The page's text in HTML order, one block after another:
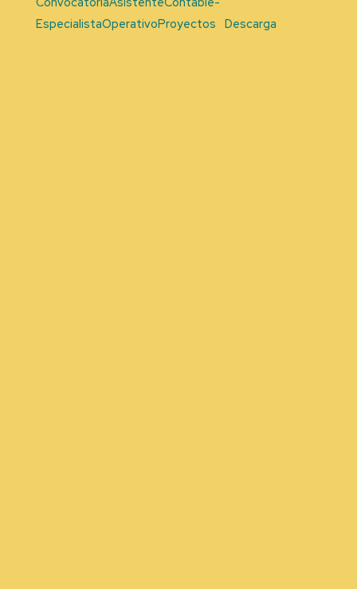
EspecialistaOperativoProyectos
Descarga